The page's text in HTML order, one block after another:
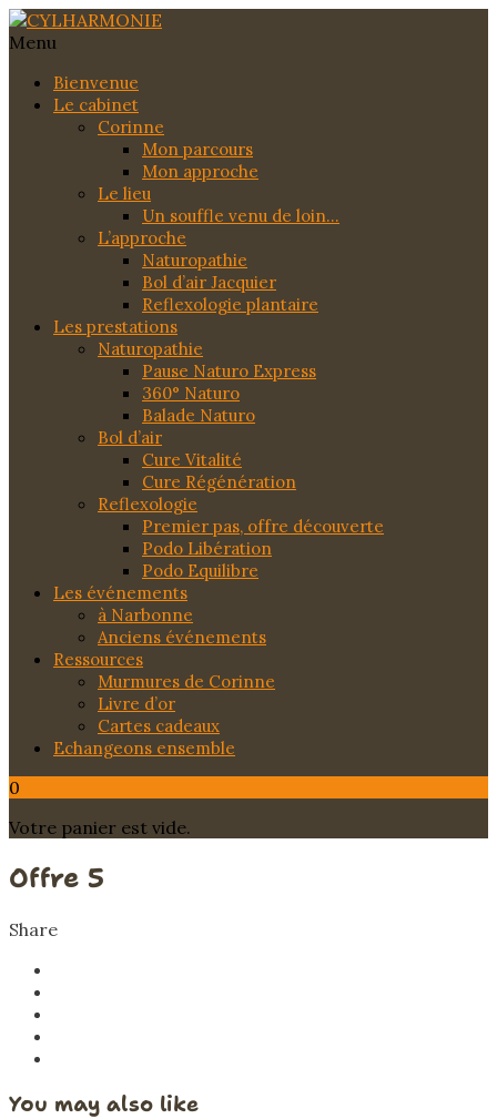
Menu
Bienvenue
Le cabinet
Corinne
Mon parcours
Mon approche
Le lieu
Un souffle venu de loin…
L’approche
Naturopathie
Bol d’air Jacquier
Reflexologie plantaire
Les prestations
Naturopathie
Pause Naturo Express
360° Naturo
Balade Naturo
Bol d’air
Cure Vitalité
Cure Régénération
Reflexologie
Premier pas, offre découverte
Podo Libération
Podo Equilibre
Les événements
à Narbonne
Anciens événements
Ressources
Murmures de Corinne
Livre d’or
Cartes cadeaux
Echangeons ensemble
0
Votre panier est vide.
Offre 5
Share
You may also like